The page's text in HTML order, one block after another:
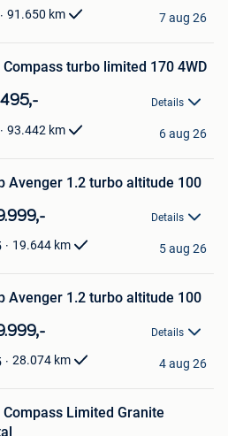
91.650 km 7 aug 26
turbo limited 170 4WD
Details
93.442 km 6 aug 26
Avenger 1.2 turbo altitude 100
Details
19.644 km 5 aug 26
Avenger 1.2 turbo altitude 100
Details
28.074 km 4 aug 26
Limited Granite